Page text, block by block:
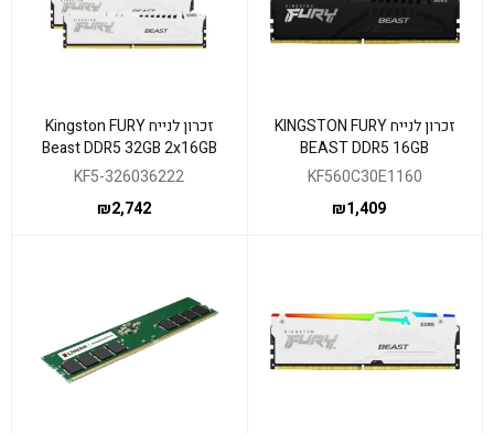
זכרון לנייח KINGSTON FURY
BEAST DDR5 16GB
6000MHZ CL30 EXPO XMP
KF560C30E1160
₪1,409
זכרון לנייח Kingston FURY
Beast DDR5 32GB 2x16GB
6000MHZ C36
KF5-326036222
₪2,742